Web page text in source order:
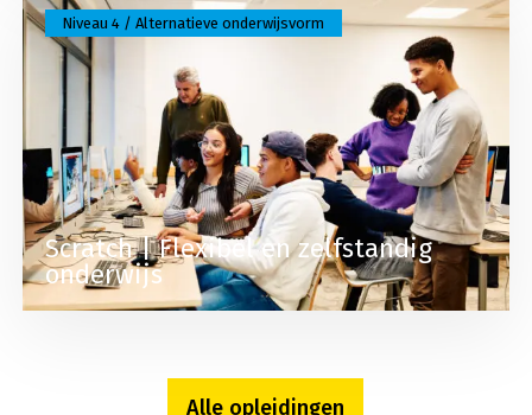
Scratch | Flexibel en zelfstandig
onderwijs
Niveau 4 / Alternatieve onderwijsvorm
Alle opleidingen